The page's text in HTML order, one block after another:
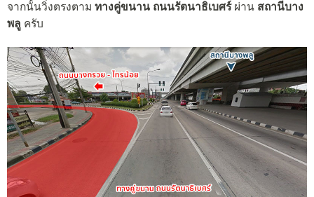
จากนั้นวิ่งตรงตาม ทางคู่ขนาน ถนนรัตนาธิเบศร์ผ่าน สถานีบาง
พลู ครับ